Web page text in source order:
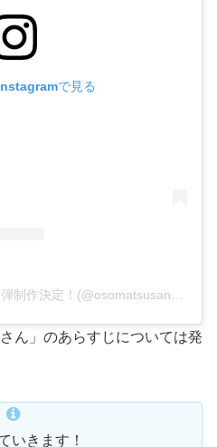
で見る
実写映画『おそ松さん』第2弾制作決定！(@osomatsusan_movie)がシェアした投稿
ん」のあらすじについては発
いきます！